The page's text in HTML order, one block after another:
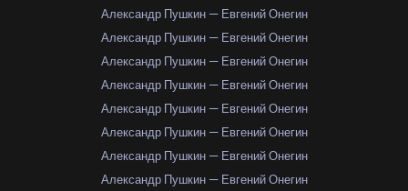
Александр Пушкин — Евгений Онегин
Александр Пушкин — Евгений Онегин
Александр Пушкин — Евгений Онегин
Александр Пушкин — Евгений Онегин
Александр Пушкин — Евгений Онегин
Александр Пушкин — Евгений Онегин
Александр Пушкин — Евгений Онегин
Александр Пушкин — Евгений Онегин